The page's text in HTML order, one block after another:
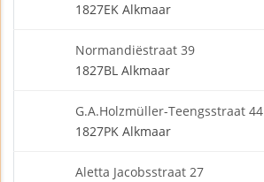
1827EK Alkmaar
Normandiëstraat 39
1827BL Alkmaar
G.A.Holzmüller-Teengsstraat 44
1827PK Alkmaar
Aletta Jacobsstraat 27